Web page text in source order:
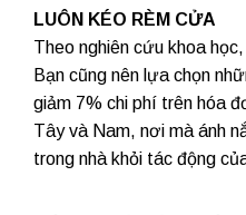
LUÔN KÉO RÈM CỬA
Theo nghiên cứu khoa
Bạn cũng nên lựa chọn
giảm 7% chi phí trên hóa
Tây và Nam, nơi mà ánh
trong nhà khỏi tác động